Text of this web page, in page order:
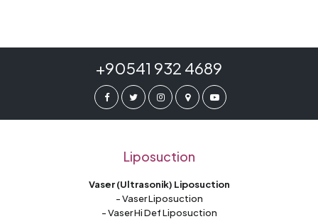
+90541 932 4689
Liposuction
Vaser (Ultrasonik) Liposuction
- Vaser Liposuction
- Vaser Hi Def Liposuction